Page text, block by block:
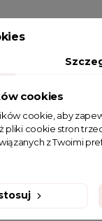
cookies
cookie, aby
cookie stron
z Twoimi